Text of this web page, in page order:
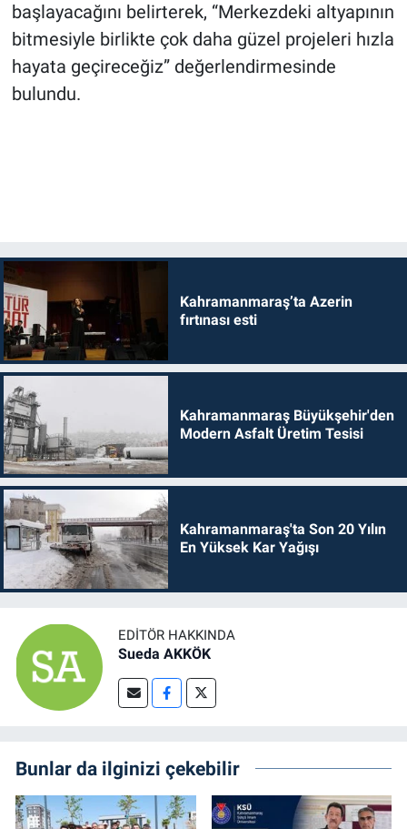
başlayacağını belirterek, “Merkezdeki altyapının
bitmesiyle birlikte çok daha güzel projeleri hızla
hayata geçireceğiz” değerlendirmesinde
bulundu.
Kahramanmaraş’ta Azerin
fırtınası esti
Kahramanmaraş Büyükşehir'den
Modern Asfalt Üretim Tesisi
Kahramanmaraş'ta Son 20 Yılın
En Yüksek Kar Yağışı
EDITÖR HAKKINDA
Sueda AKKÖK
Bunlar da ilginizi çekebilir